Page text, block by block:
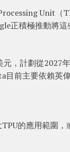
Unit（
正積極推動將
，計劃從2027
前主要依賴英
的應用範圍